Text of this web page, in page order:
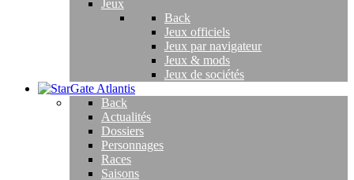
Jeux
Back
Jeux officiels
Jeux par navigateur
Jeux & mods
Jeux de sociétés
Back
Actualités
Dossiers
Personnages
Races
Saisons